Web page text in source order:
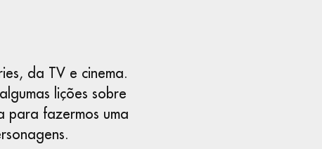
da TV e cinema.
lições sobre
para fazermos uma